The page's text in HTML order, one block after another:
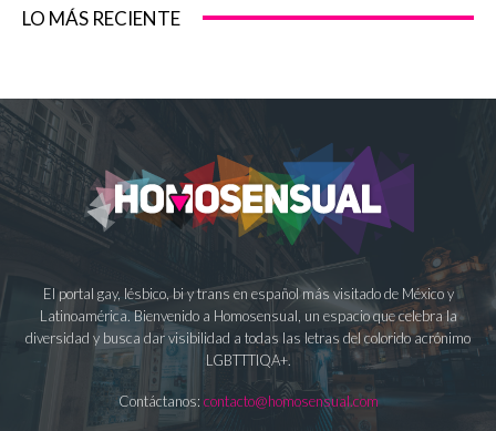
LO MÁS RECIENTE
El portal gay, lésbico, bi y trans en español más visitado de México y
Latinoamérica. Bienvenido a Homosensual, un espacio que celebra la
diversidad y busca dar visibilidad a todas las letras del colorido acrónimo
LGBTTTIQA+.
Contáctanos: contacto@homosensual.com